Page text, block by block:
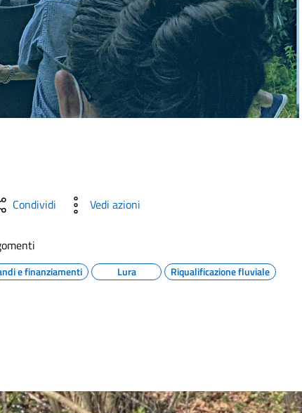
Condividi Vedi azioni
e finanziamenti Lura Riqualificazione fluviale